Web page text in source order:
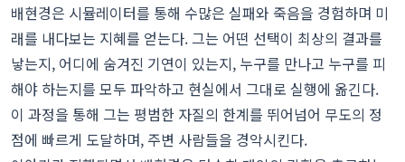
배현경은 시뮬레이터를 통해 수많은 실패와 죽음을 경험하며 미
래를 내다보는 지혜를 얻는다. 그는 어떤 선택이 최상의 결과를
낳는지, 어디에 숨겨진 기연이 있는지, 누구를 만나고 누구를 피
해야 하는지를 모두 파악하고 현실에서 그대로 실행에 옮긴다.
이 과정을 통해 그는 평범한 자질의 한계를 뛰어넘어 무도의 정
점에 빠르게 도달하며, 주변 사람들을 경악시킨다.